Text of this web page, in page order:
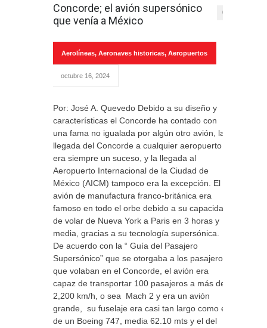
Concorde; el avión supersónico
que venía a México
0
Aerolíneas, Aeronaves historicas, Aeropuertos
octubre 16, 2024
Por: José A. Quevedo Debido a su diseño y
características el Concorde ha contado con
una fama no igualada por algún otro avión, la
llegada del Concorde a cualquier aeropuerto
era siempre un suceso, y la llegada al
Aeropuerto Internacional de la Ciudad de
México (AICM) tampoco era la excepción. El
avión de manufactura franco-británica era
famoso en todo el orbe debido a su capacidad
de volar de Nueva York a Paris en 3 horas y
media, gracias a su tecnología supersónica.
De acuerdo con la “ Guía del Pasajero
Supersónico” que se otorgaba a los pasajeros
que volaban en el Concorde, el avión era
capaz de transportar 100 pasajeros a más de
2,200 km/h, o sea Mach 2 y era un avión
grande, su fuselaje era casi tan largo como el
de un Boeing 747, media 62.10 mts y el del